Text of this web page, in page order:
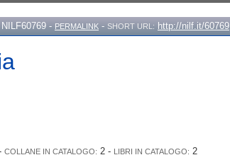
NILF60769 - PERMALINK - SHORT URL: http://nilf.it/60769
COLLANE IN CATALOGO: 2 - LIBRI IN CATALOGO: 2